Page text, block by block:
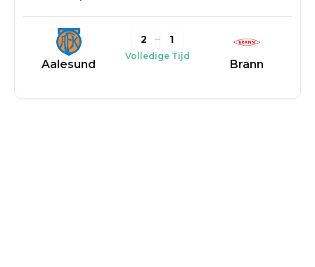
Aalesund
2 1
Volledige Tijd
Brann